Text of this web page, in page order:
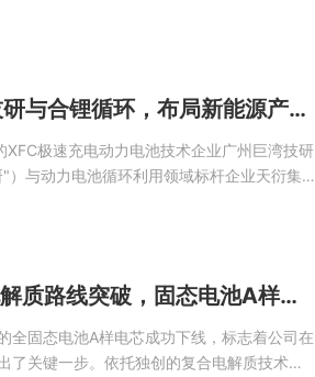
重磅合作！巨湾技研与合锂循环，布局新能源产业“技术+循环”新赛道
XFC极速充电动力电池技术企业广州巨湾技研
）与动力电池循环利用领域标杆企业天衍集
巨湾技研 | 复合电解质路线突破，固态电池A样电芯成功下线
全固态电池A样电芯成功下线，标志着公司在
了关键一步。依托独创的复合电解质技术路